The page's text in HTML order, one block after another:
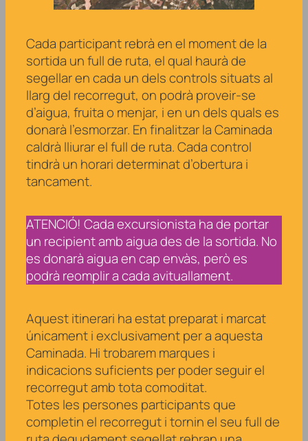
Cada participant rebrà en el moment de la
sortida un full de ruta, el qual haurà de
segellar en cada un dels controls situats al
llarg del recorregut, on podrà proveir-se
d’aigua, fruita o menjar, i en un dels quals es
donarà l’esmorzar. En finalitzar la Caminada
caldrà lliurar el full de ruta. Cada control
tindrà un horari determinat d’obertura i
tancament.
ATENCIÓ! Cada excursionista ha de portar
un recipient amb aigua des de la sortida. No
es donarà aigua en cap envàs, però es
podrà reomplir a cada avituallament.
Aquest itinerari ha estat preparat i marcat
únicament i exclusivament per a aquesta
Caminada. Hi trobarem marques i
indicacions suficients per poder seguir el
recorregut amb tota comoditat.
Totes les persones participants que
completin el recorregut i tornin el seu full de